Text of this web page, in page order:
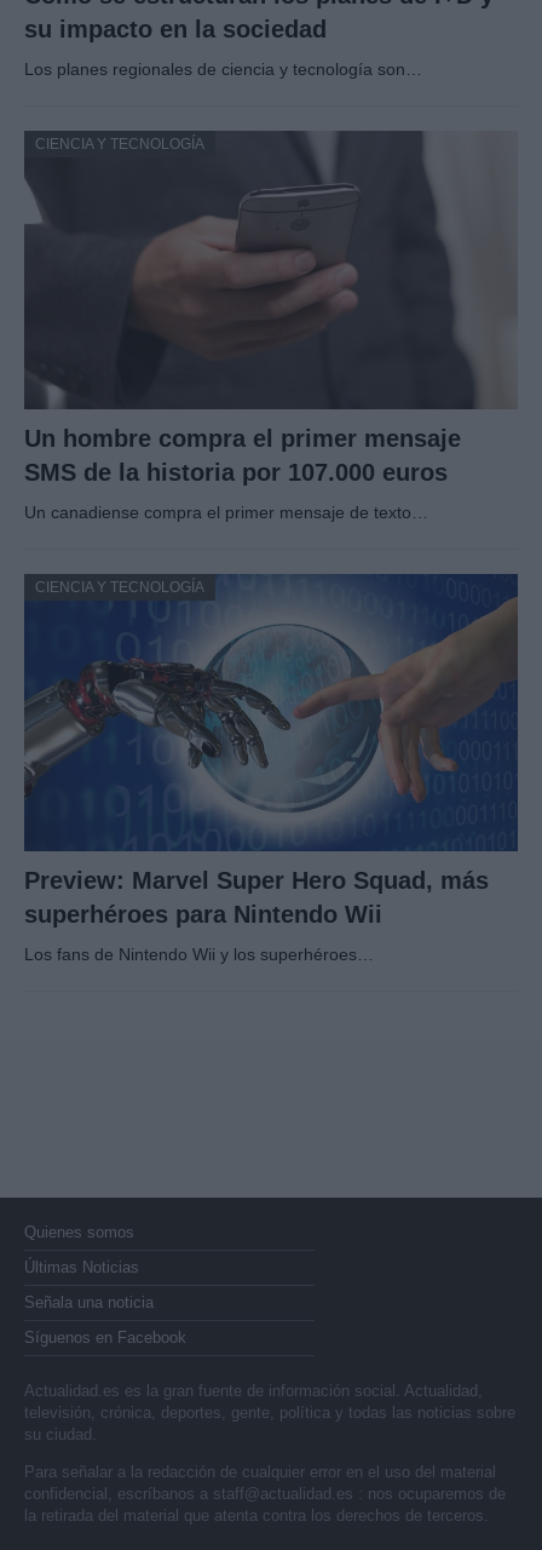
su impacto en la sociedad
Los planes regionales de ciencia y tecnología son…
CIENCIA Y TECNOLOGÍA
Un hombre compra el primer mensaje
SMS de la historia por 107.000 euros
Un canadiense compra el primer mensaje de texto…
CIENCIA Y TECNOLOGÍA
Preview: Marvel Super Hero Squad, más
superhéroes para Nintendo Wii
Los fans de Nintendo Wii y los superhéroes…
Quienes somos
Últimas Noticias
Señala una noticia
Síguenos en Facebook
Actualidad.es es la gran fuente de información social. Actualidad,
televisión, crónica, deportes, gente, política y todas las noticias sobre
su ciudad.
Para señalar a la redacción de cualquier error en el uso del material
confidencial, escríbanos a staff@actualidad.es : nos ocuparemos de
la retirada del material que atenta contra los derechos de terceros.